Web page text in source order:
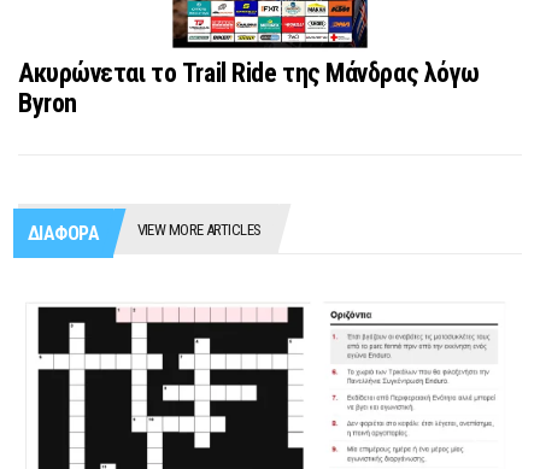
Ακυρώνεται το Trail Ride της Μάνδρας λόγω
Byron
ΔΙΑΦΟΡΑ VIEW MORE ARTICLES